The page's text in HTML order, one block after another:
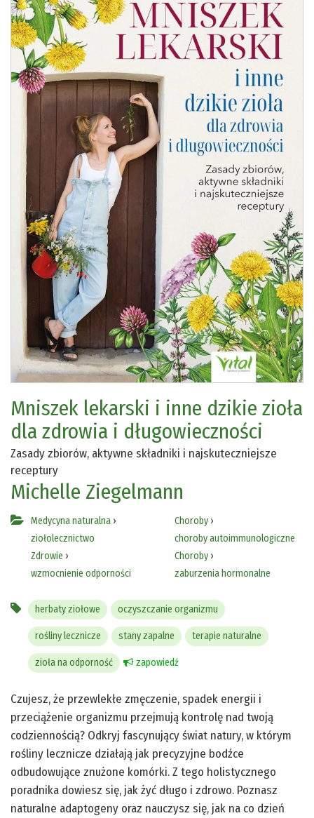
Mniszek lekarski i inne dzikie zioła
dla zdrowia i długowieczności
Zasady zbiorów, aktywne składniki i najskuteczniejsze
receptury
Michelle Ziegelmann
Medycyna naturalna ›
ziołolecznictwo
Zdrowie ›
wzmocnienie odporności
Choroby›
choroby autoimmunologiczne
Choroby›
zaburzenia hormonalne
herbaty ziołowe oczyszczanie organizmu
rośliny lecznicze stany zapalne terapie naturalne
zioła na odporność zapowiedź
Czujesz, że przewlekłe zmęczenie, spadek energii i
przeciążenie organizmu przejmują kontrolę nad twoją
codziennością? Odkryj fascynujący świat natury, w którym
rośliny lecznicze działają jak precyzyjne bodźce
odbudowujące znużone komórki. Z tego holistycznego
poradnika dowiesz się, jak żyć długo i zdrowo. Poznasz
naturalne adaptogeny oraz nauczysz się, jak na co dzień